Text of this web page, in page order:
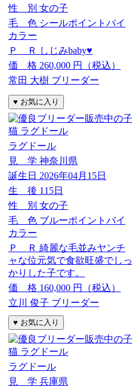
性 別 女の子
毛 色 シールポイントバイ
カラー
Ｐ Ｒ
しじみbaby♥️
価 格 260,000 円（税込）
常田 大樹 ブリーダー
ラグドール
見 学 神奈川県
誕生日 2026年04月15日
生 後 115日
性 別 女の子
毛 色 ブルーポイントバイ
カラー
Ｐ Ｒ 綺麗な毛並みヤンチ
ャな位元気で食欲旺盛でしっ
かりした子です。
価 格 160,000 円（税込）
立川 俊子 ブリーダー
ラグドール
見 学 兵庫県